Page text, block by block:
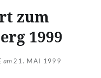
zum
1999
am 21. MAI 1999